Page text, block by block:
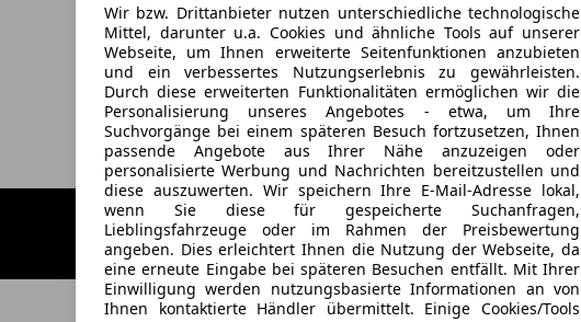
Wir bzw. Drittanbieter nutzen unterschiedliche technologische
Mittel, darunter u.a. Cookies und ähnliche Tools auf unserer
Webseite, um Ihnen erweiterte Seitenfunktionen anzubieten
und ein verbessertes Nutzungserlebnis zu gewährleisten.
Durch diese erweiterten Funktionalitäten ermöglichen wir die
Personalisierung unseres Angebotes - etwa, um Ihre
Suchvorgänge bei einem späteren Besuch fortzusetzen, Ihnen
passende Angebote aus Ihrer Nähe anzuzeigen oder
personalisierte Werbung und Nachrichten bereitzustellen und
diese auszuwerten. Wir speichern Ihre E-Mail-Adresse lokal,
wenn Sie diese für gespeicherte Suchanfragen,
Lieblingsfahrzeuge oder im Rahmen der Preisbewertung
angeben. Dies erleichtert Ihnen die Nutzung der Webseite, da
eine erneute Eingabe bei späteren Besuchen entfällt. Mit Ihrer
Einwilligung werden nutzungsbasierte Informationen an von
Ihnen kontaktierte Händler übermittelt. Einige Cookies/Tools